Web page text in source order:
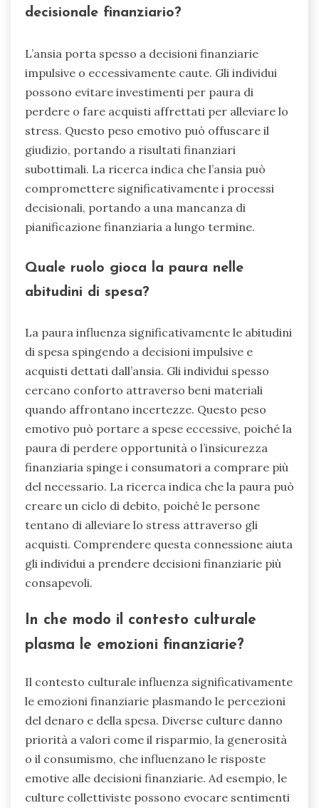
decisionale finanziario?
L’ansia porta spesso a decisioni finanziarie
impulsive o eccessivamente caute. Gli individui
possono evitare investimenti per paura di
perdere o fare acquisti affrettati per alleviare lo
stress. Questo peso emotivo può offuscare il
giudizio, portando a risultati finanziari
subottimali. La ricerca indica che l’ansia può
compromettere significativamente i processi
decisionali, portando a una mancanza di
pianificazione finanziaria a lungo termine.
Quale ruolo gioca la paura nelle
abitudini di spesa?
La paura influenza significativamente le abitudini
di spesa spingendo a decisioni impulsive e
acquisti dettati dall’ansia. Gli individui spesso
cercano conforto attraverso beni materiali
quando affrontano incertezze. Questo peso
emotivo può portare a spese eccessive, poiché la
paura di perdere opportunità o l’insicurezza
finanziaria spinge i consumatori a comprare più
del necessario. La ricerca indica che la paura può
creare un ciclo di debito, poiché le persone
tentano di alleviare lo stress attraverso gli
acquisti. Comprendere questa connessione aiuta
gli individui a prendere decisioni finanziarie più
consapevoli.
In che modo il contesto culturale
plasma le emozioni finanziarie?
Il contesto culturale influenza significativamente
le emozioni finanziarie plasmando le percezioni
del denaro e della spesa. Diverse culture danno
priorità a valori come il risparmio, la generosità
o il consumismo, che influenzano le risposte
emotive alle decisioni finanziarie. Ad esempio, le
culture collettiviste possono evocare sentimenti